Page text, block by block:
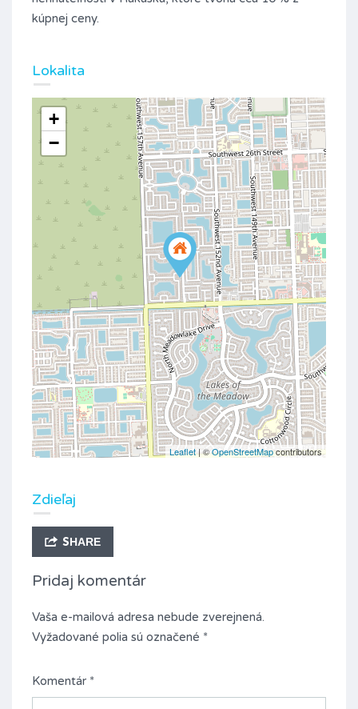
kúpnej ceny.
Lokalita
+
−
Leaflet| ©OpenStreetMapcontributors
Zdieľaj
SHARE
Pridaj komentár
Vaša e-mailová adresa nebude zverejnená.
Vyžadované polia sú označené *
Komentár *